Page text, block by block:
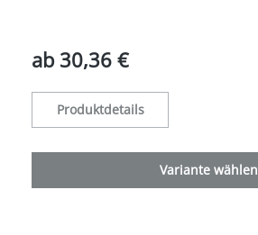
ab 30,36 €
Produktdetails
Variante wählen